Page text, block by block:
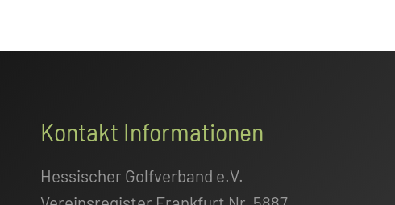
Kontakt Informationen
Hessischer Golfverband e.V.